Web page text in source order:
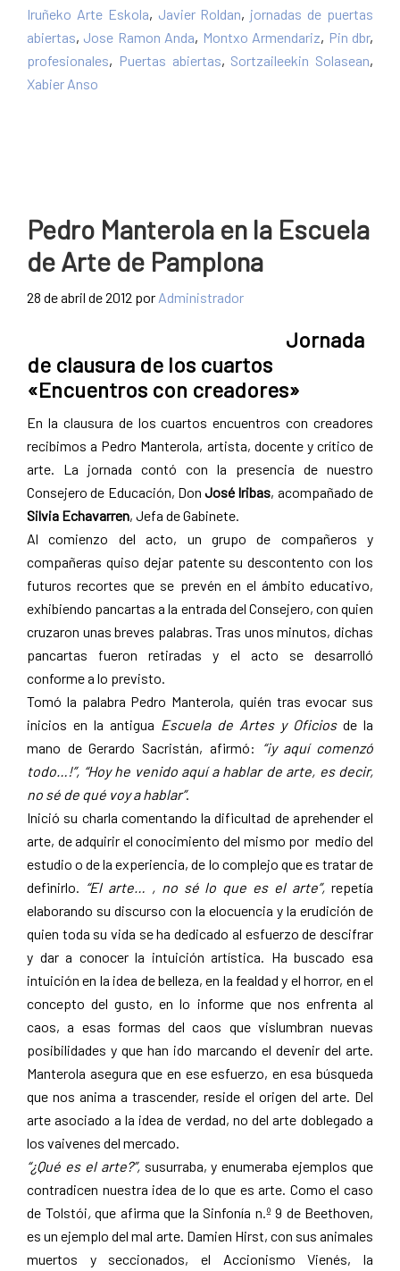
Iruñeko Arte Eskola, Javier Roldan, jornadas de puertas
abiertas, Jose Ramon Anda, Montxo Armendariz, Pin dbr,
profesionales, Puertas abiertas, Sortzaileekin Solasean,
Xabier Anso
Pedro Manterola en la Escuela
de Arte de Pamplona
28 de abril de 2012 por Administrador
Jornada
de clausura de los cuartos
«Encuentros con creadores»
En la clausura de los cuartos encuentros con creadores
recibimos a Pedro Manterola, artista, docente y crítico de
arte. La jornada contó con la presencia de nuestro
Consejero de Educación, DonJosé Iribas, acompañado de
Silvia Echavarren, Jefa de Gabinete.
Al comienzo del acto, un grupo de compañeros y
compañeras quiso dejar patente su descontento con los
futuros recortes que se prevén en el ámbito educativo,
exhibiendo pancartas a la entrada del Consejero, con quien
cruzaron unas breves palabras. Tras unos minutos, dichas
pancartas fueron retiradas y el acto se desarrolló
conforme a lo previsto.
Tomó la palabra Pedro Manterola, quién tras evocar sus
inicios en la antigua Escuela de Artes y Oficiosde la
mano de Gerardo Sacristán, afirmó:
“¡y aquí comenzó
todo…!”, “Hoy he venido aquí a hablar de arte, es decir,
no sé de qué voy a hablar”.
Inició su charla comentando la dificultad de aprehender el
arte, de adquirir el conocimiento del mismo por medio del
estudio o de la experiencia, de lo complejo que es tratar de
definirlo.
“El arte… , no sé lo que es el arte”, repetía
elaborando su discurso con la elocuencia y la erudición de
quien toda su vida se ha dedicado al esfuerzo de descifrar
y dar a conocer la intuición artística. Ha buscado esa
intuición en la idea de belleza, en la fealdad y el horror, en el
concepto del gusto, en lo informe que nos enfrenta al
caos, a esas formas del caos que vislumbran nuevas
posibilidades y que han ido marcando el devenir del arte.
Manterola asegura que en ese esfuerzo, en esa búsqueda
que nos anima a trascender, reside el origen del arte. Del
arte asociado a la idea de verdad, no del arte doblegado a
los vaivenes del mercado.
“¿Qué es el arte?”,susurraba, y enumeraba ejemplos que
contradicen nuestra idea de lo que es arte. Como el caso
de Tolstói,que afirma que la Sinfonía n.º 9 de Beethoven,
es un ejemplo del mal arte. Damien Hirst, con sus animales
muertos y seccionados, el Accionismo Vienés, la